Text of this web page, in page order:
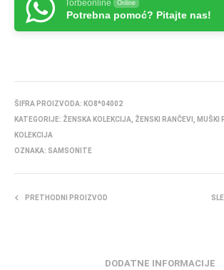
Torbeonline Online
Potrebna pomoć? Pitajte nas!
ŠIFRA PROIZVODA: KO8*04002
KATEGORIJE: ŽENSKA KOLEKCIJA ŽENSKI RANČEVI MUŠKI
KOLEKCIJA
OZNAKA: SAMSONITE
PRETHODNI PROIZVOD
DODATNE INFORMACIJE